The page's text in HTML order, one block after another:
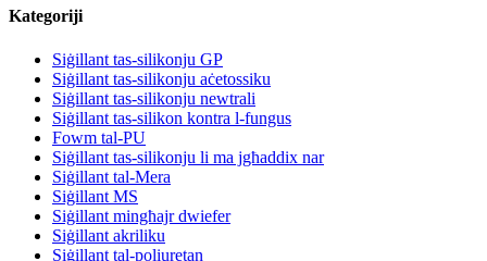
Kategoriji
Siġillant tas-silikonju GP
Siġillant tas-silikonju aċetossiku
Siġillant tas-silikonju newtrali
Siġillant tas-silikon kontra l-fungus
Fowm tal-PU
Siġillant tas-silikonju li ma jgħaddix nar
Siġillant tal-Mera
Siġillant MS
Siġillant mingħajr dwiefer
Siġillant akriliku
Siġillant tal-poliuretan